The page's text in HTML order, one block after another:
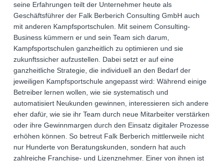
seine Erfahrungen teilt der Unternehmer heute als
Geschäftsführer der Falk Berberich Consulting GmbH auch
mit anderen Kampfsportschulen. Mit seinem Consulting-
Business kümmern er und sein Team sich darum,
Kampfsportschulen ganzheitlich zu optimieren und sie
zukunftssicher aufzustellen. Dabei setzt er auf eine
ganzheitliche Strategie, die individuell an den Bedarf der
jeweiligen Kampfsportschule angepasst wird: Während einige
Betreiber lernen wollen, wie sie systematisch und
automatisiert Neukunden gewinnen, interessieren sich andere
eher dafür, wie sie ihr Team durch neue Mitarbeiter verstärken
oder ihre Gewinnmargen durch den Einsatz digitaler Prozesse
erhöhen können. So betreut Falk Berberich mittlerweile nicht
nur Hunderte von Beratungskunden, sondern hat auch
zahlreiche Franchise- und Lizenznehmer. Einer von ihnen ist